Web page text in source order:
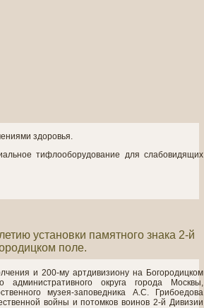
здоровья.
тифлооборудование для слабовидящих
установки памятного знака 2-й
поле.
и 200-му артдивизиону на Богородицком
административного округа города Москвы,
музея-заповедника А.С. Грибоедова
войны и потомков воинов 2-й Дивизии